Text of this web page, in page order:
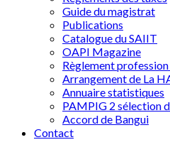
Guide du magistrat
Publications
Catalogue du SAIIT
OAPI Magazine
Règlement
Arrangement de La
Annuaire statistiques
PAMPIG 2 sélection
Accord de Bangui
Contact